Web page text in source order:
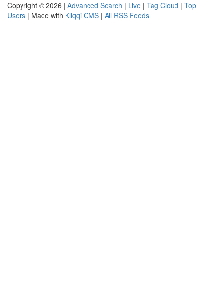
Copyright © 2026 | Advanced Search | Live | Tag Cloud | Top
Users | Made with Kliqqi CMS | All RSS Feeds